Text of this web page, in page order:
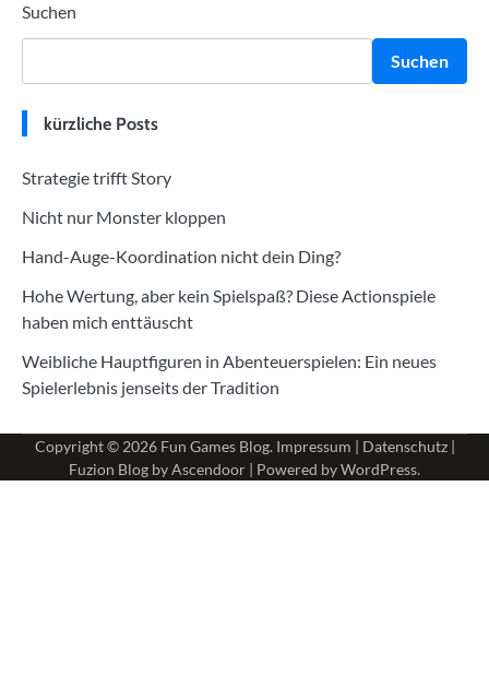
Suchen
Suchen
kürzliche Posts
Strategie trifft Story
Nicht nur Monster kloppen
Hand-Auge-Koordination nicht dein Ding?
Hohe Wertung, aber kein Spielspaß? Diese Actionspiele
haben mich enttäuscht
Weibliche Hauptfiguren in Abenteuerspielen: Ein neues
Spielerlebnis jenseits der Tradition
Copyright © 2026 Fun Games Blog. Impressum | Datenschutz|
Fuzion Blog byAscendoor | Powered byWordPress.